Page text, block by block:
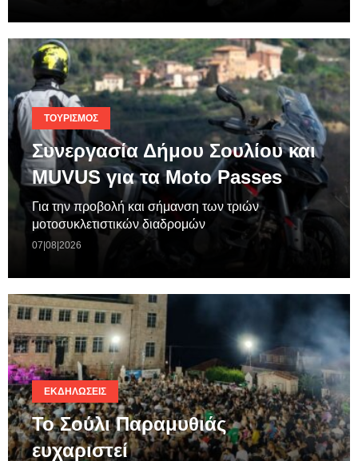
ΤΟΥΡΙΣΜΌΣ
Συνεργασία Δήμου Σουλίου και
MUVUS για τα Moto Passes
Για την προβολή και σήμανση των τριών
μοτοσυκλετιστικών διαδρομών
07|08|2026
ΕΚΔΗΛΏΣΕΙΣ
Το Σούλι Παραμυθιάς
ευχαριστεί